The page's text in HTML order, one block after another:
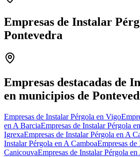
Empresas de Instalar
Pontevedra
−
Empresas destacadas de
en municipios de
Empresas de Instalar Pérgola en Vigo
en A BarciaEmpresas de Instalar Pérgola
IgrexaEmpresas de Instalar Pérgola en A
Instalar Pérgola en A CamboaEmpresas de
CanicouvaEmpresas de Instalar Pérgola en